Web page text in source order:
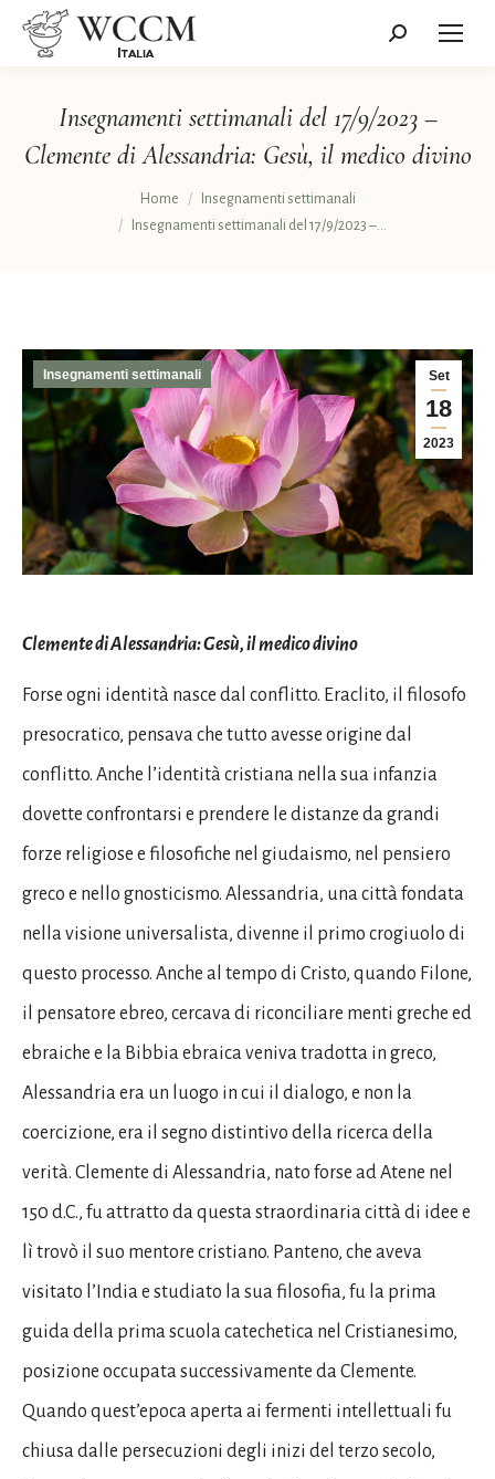
Cerca:
Insegnamenti settimanali del 17/9/2023 –
Clemente di Alessandria: Gesù, il medico divino
Home
Insegnamenti settimanali
Insegnamenti settimanali del 17/9/2023 –…
Set
18
2023
Insegnamenti settimanali
Clemente di Alessandria: Gesù, il medico divino
Forse ogni identità nasce dal conflitto. Eraclito, il filosofo
presocratico, pensava che tutto avesse origine dal
conflitto. Anche l’identità cristiana nella sua infanzia
dovette confrontarsi e prendere le distanze da grandi
forze religiose e filosofiche nel giudaismo, nel pensiero
greco e nello gnosticismo. Alessandria, una città fondata
nella visione universalista, divenne il primo crogiuolo di
questo processo. Anche al tempo di Cristo, quando Filone,
il pensatore ebreo, cercava di riconciliare menti greche ed
ebraiche e la Bibbia ebraica veniva tradotta in greco,
Alessandria era un luogo in cui il dialogo, e non la
coercizione, era il segno distintivo della ricerca della
verità. Clemente di Alessandria, nato forse ad Atene nel
150 d.C., fu attratto da questa straordinaria città di idee e
lì trovò il suo mentore cristiano. Panteno, che aveva
visitato l’India e studiato la sua filosofia, fu la prima
guida della prima scuola catechetica nel Cristianesimo,
posizione occupata successivamente da Clemente.
Quando quest’epoca aperta ai fermenti intellettuali fu
chiusa dalle persecuzioni degli inizi del terzo secolo,